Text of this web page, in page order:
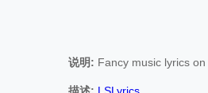
说明: Fancy music lyrics